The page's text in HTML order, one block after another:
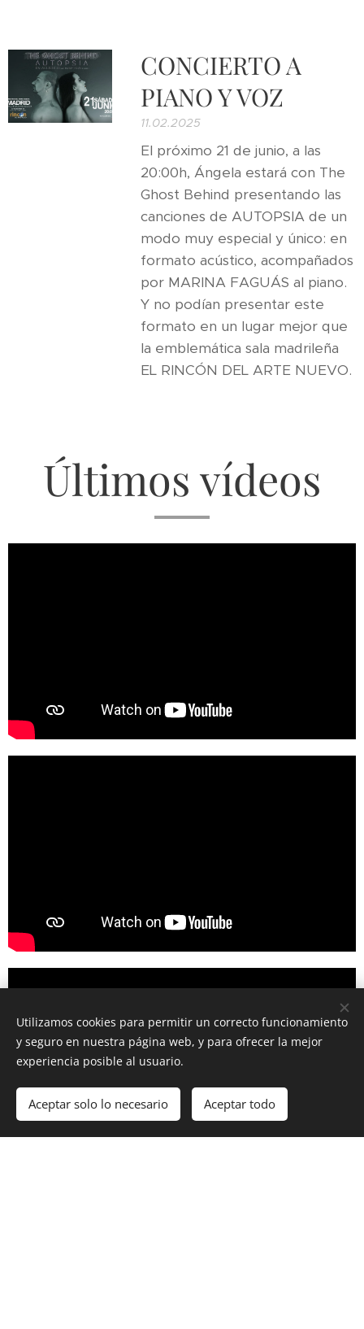
CONCIERTO A
PIANO Y VOZ
11.02.2025
El próximo 21 de junio, a las
20:00h, Ángela estará con The
Ghost Behind presentando las
canciones de AUTOPSIA de un
modo muy especial y único: en
formato acústico, acompañados
por MARINA FAGUÁS al piano.
Y no podían presentar este
formato en un lugar mejor que
la emblemática sala madrileña
EL RINCÓN DEL ARTE NUEVO.
Últimos vídeos
¡Crea tu página web gratis! Comenzar
Utilizamos cookies para permitir un correcto funcionamiento
y seguro en nuestra página web, y para ofrecer la mejor
experiencia posible al usuario.
Aceptar solo lo necesario Aceptar todo